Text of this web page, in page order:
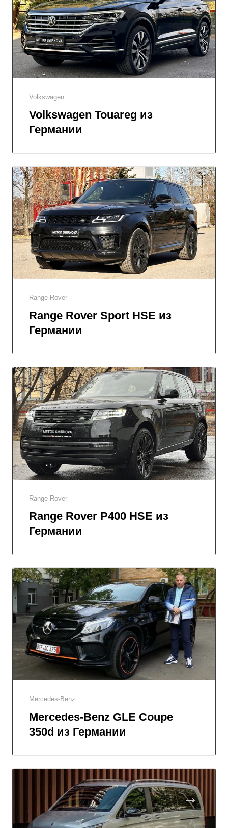
Volkswagen
Volkswagen Touareg из
Германии
Range Rover
Range Rover Sport HSE из
Германии
Range Rover
Range Rover P400 HSE из
Германии
Mercedes-Benz
Mercedes-Benz GLE Coupe
350d из Германии